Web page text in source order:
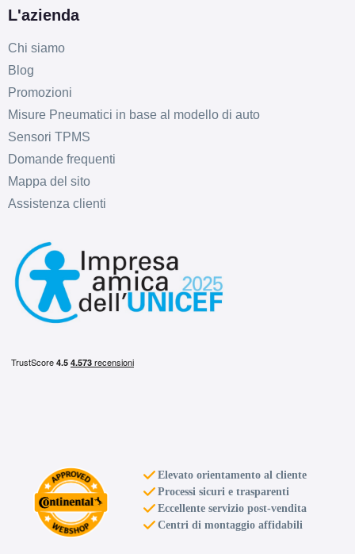
L'azienda
Chi siamo
Blog
Promozioni
Misure Pneumatici in base al modello di auto
Sensori TPMS
Domande frequenti
Mappa del sito
Assistenza clienti
Elevato orientamento al cliente
Processi sicuri e trasparenti
Eccellente servizio post-vendita
Centri di montaggio affidabili